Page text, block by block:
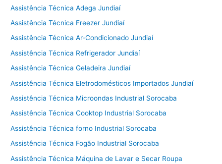
Assistência Técnica Adega Jundiaí
Assistência Técnica Freezer Jundiaí
Assistência Técnica Ar-Condicionado Jundiaí
Assistência Técnica Refrigerador Jundiaí
Assistência Técnica Geladeira Jundiaí
Assistência Técnica Eletrodomésticos Importados Jundiaí
Assistência Técnica Microondas Industrial Sorocaba
Assistência Técnica Cooktop Industrial Sorocaba
Assistência Técnica forno Industrial Sorocaba
Assistência Técnica Fogão Industrial Sorocaba
Assistência Técnica Máquina de Lavar e Secar Roupa